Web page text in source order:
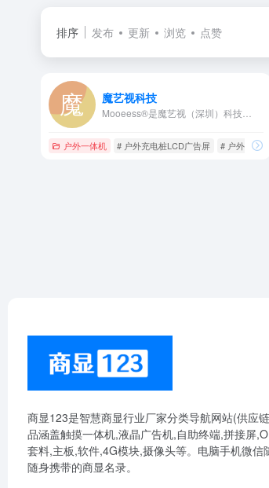
排序 发布 更新 浏览 点赞
魔艺视科技
Mooeess®是魔艺视（深圳）科技…
户外一体机 # 户外充电桩LCD广告屏 # 户外液晶广
商显123是智慧商显行业厂家分类导航网站(供应
品涵盖触摸一体机,液晶广告机,自助终端,拼接屏
套料,主板,软件,4G模块,摄像头等。电脑手机微信
随身携带的商显名录。